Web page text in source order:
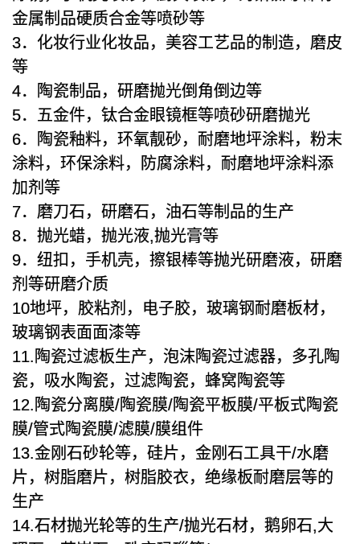
金属制品硬质合金等喷砂等
3．化妆行业化妆品，美容工艺品的制造，磨皮
等
4．陶瓷制品，研磨抛光倒角倒边等
5．五金件，钛合金眼镜框等喷砂研磨抛光
6．陶瓷釉料，环氧靓砂，耐磨地坪涂料，粉末
涂料，环保涂料，防腐涂料，耐磨地坪涂料添
加剂等
7．磨刀石，研磨石，油石等制品的生产
8．抛光蜡，抛光液,抛光膏等
9．纽扣，手机壳，擦银棒等抛光研磨液，研磨
剂等研磨介质
10地坪，胶粘剂，电子胶，玻璃钢耐磨板材，
玻璃钢表面面漆等
11.陶瓷过滤板生产，泡沫陶瓷过滤器，多孔陶
瓷，吸水陶瓷，过滤陶瓷，蜂窝陶瓷等
12.陶瓷分离膜/陶瓷膜/陶瓷平板膜/平板式陶瓷
膜/管式陶瓷膜/滤膜/膜组件
13.金刚石砂轮等，硅片，金刚石工具干/水磨
片，树脂磨片，树脂胶衣，绝缘板耐磨层等的
生产
14.石材抛光轮等的生产/抛光石材，鹅卵石,大